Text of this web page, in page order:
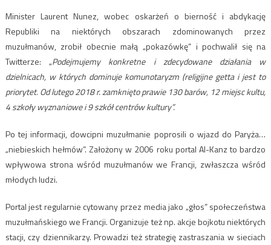
Minister Laurent Nunez, wobec oskarżeń o bierność i abdykację
Republiki na niektórych obszarach zdominowanych przez
muzułmanów, zrobił obecnie małą „pokazówkę” i pochwalił się na
Twitterze: „Podejmujemy konkretne i zdecydowane działania w
dzielnicach, w których dominuje komunotaryzm (religijne getta i jest to
priorytet. Od lutego 2018 r. zamknięto prawie 130 barów, 12 miejsc kultu,
4 szkoły wyznaniowe i 9 szkół centrów kultury”.
Po tej informacji, dowcipni muzułmanie poprosili o wjazd do Paryża…
„niebieskich hełmów”. Założony w 2006 roku portal Al-Kanz to bardzo
wpływowa strona wśród muzułmanów we Francji, zwłaszcza wśród
młodych ludzi.
Portal jest regularnie cytowany przez media jako „głos” społeczeństwa
muzułmańskiego we Francji. Organizuje też np. akcje bojkotu niektórych
stacji, czy dziennikarzy. Prowadzi też strategię zastraszania w sieciach